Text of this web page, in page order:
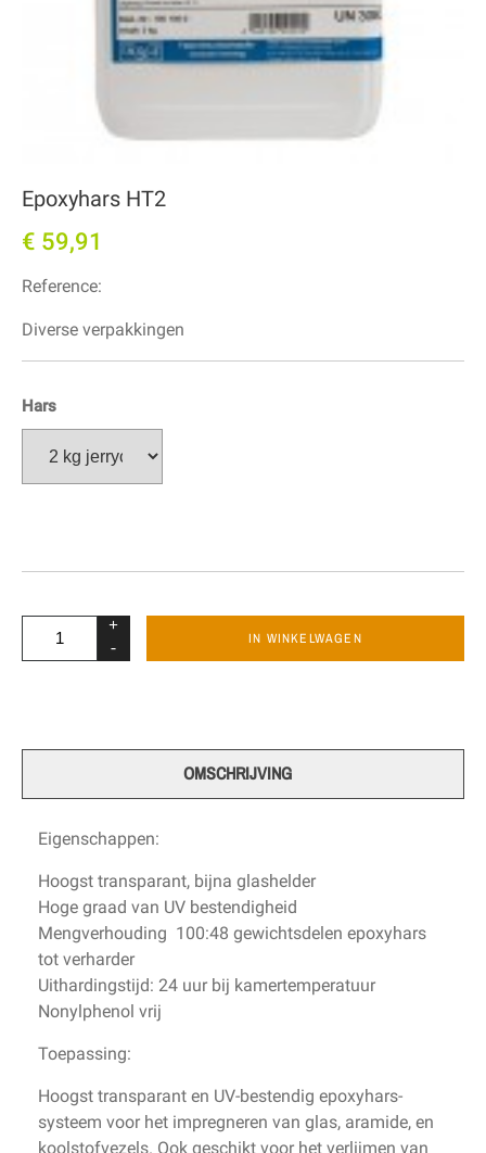
Epoxyhars HT2
€ 59,91
Reference:
Diverse verpakkingen
Hars
+
-
IN WINKELWAGEN
OMSCHRIJVING
Eigenschappen:
Hoogst transparant, bijna glashelder
Hoge graad van UV bestendigheid
Mengverhouding 100:48 gewichtsdelen epoxyhars
tot verharder
Uithardingstijd: 24 uur bij kamertemperatuur
Nonylphenol vrij
Toepassing:
Hoogst transparant en UV-bestendig epoxyhars-
systeem voor het impregneren van glas, aramide, en
koolstofvezels. Ook geschikt voor het verlijmen van